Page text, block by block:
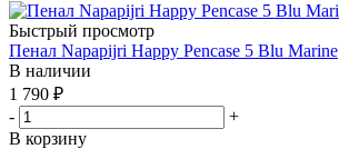
Быстрый просмотр
Пенал Napapijri Happy Pencase 5 Blu Marine
В наличии
1 790 ₽
-
+
В корзину